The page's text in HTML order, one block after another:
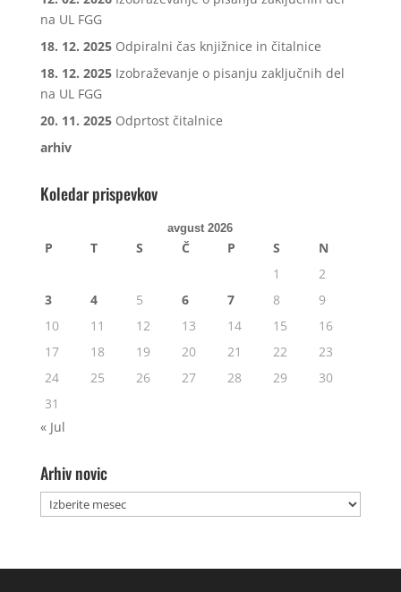
na UL FGG
18. 12. 2025 Odpiralni čas knjižnice in čitalnice
18. 12. 2025 Izobraževanje o pisanju zaključnih del
na UL FGG
20. 11. 2025 Odprtost čitalnice
arhiv
Koledar prispevkov
avgust 2026
P T S Č P S
N
1
2
3
4 5 6 7 8
9
10
11 12 13 14 15
16
17
18 19 20 21 22
23
24
25 26 27 28 29
30
31
« Jul
Arhiv novic
Arhiv
novic